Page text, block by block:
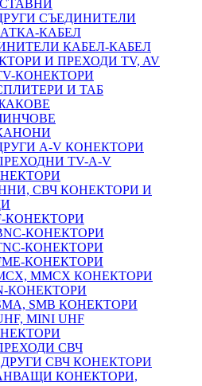
СЪЕДИНИТЕЛИ
КАБЕЛ
КАБЕЛ-КАБЕЛ
И ПРЕХОДИ TV, AV
КОНЕКТОРИ
И ТАБ
A-V КОНЕКТОРИ
TV-A-V
СВЧ КОНЕКТОРИ И
КОНЕКТОРИ
КОНЕКТОРИ
КОНЕКТОРИ
КОНЕКТОРИ
MMCX КОНЕКТОРИ
КОНЕКТОРИ
SMB КОНЕКТОРИ
MINI UHF
СВЧ
ДРУГИ СВЧ КОНЕКТОРИ
КОНЕКТОРИ,